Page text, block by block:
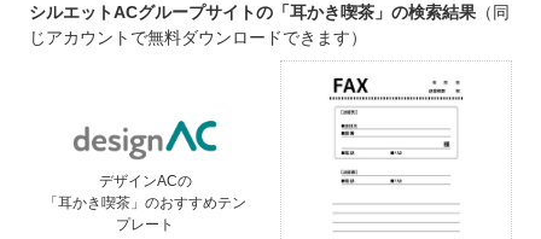
シルエットACグループサイトの「耳かき喫茶」の検索結果 （同
じアカウントで無料ダウンロードできます）
デザインACの
「耳かき喫茶」のおすすめテン
プレート